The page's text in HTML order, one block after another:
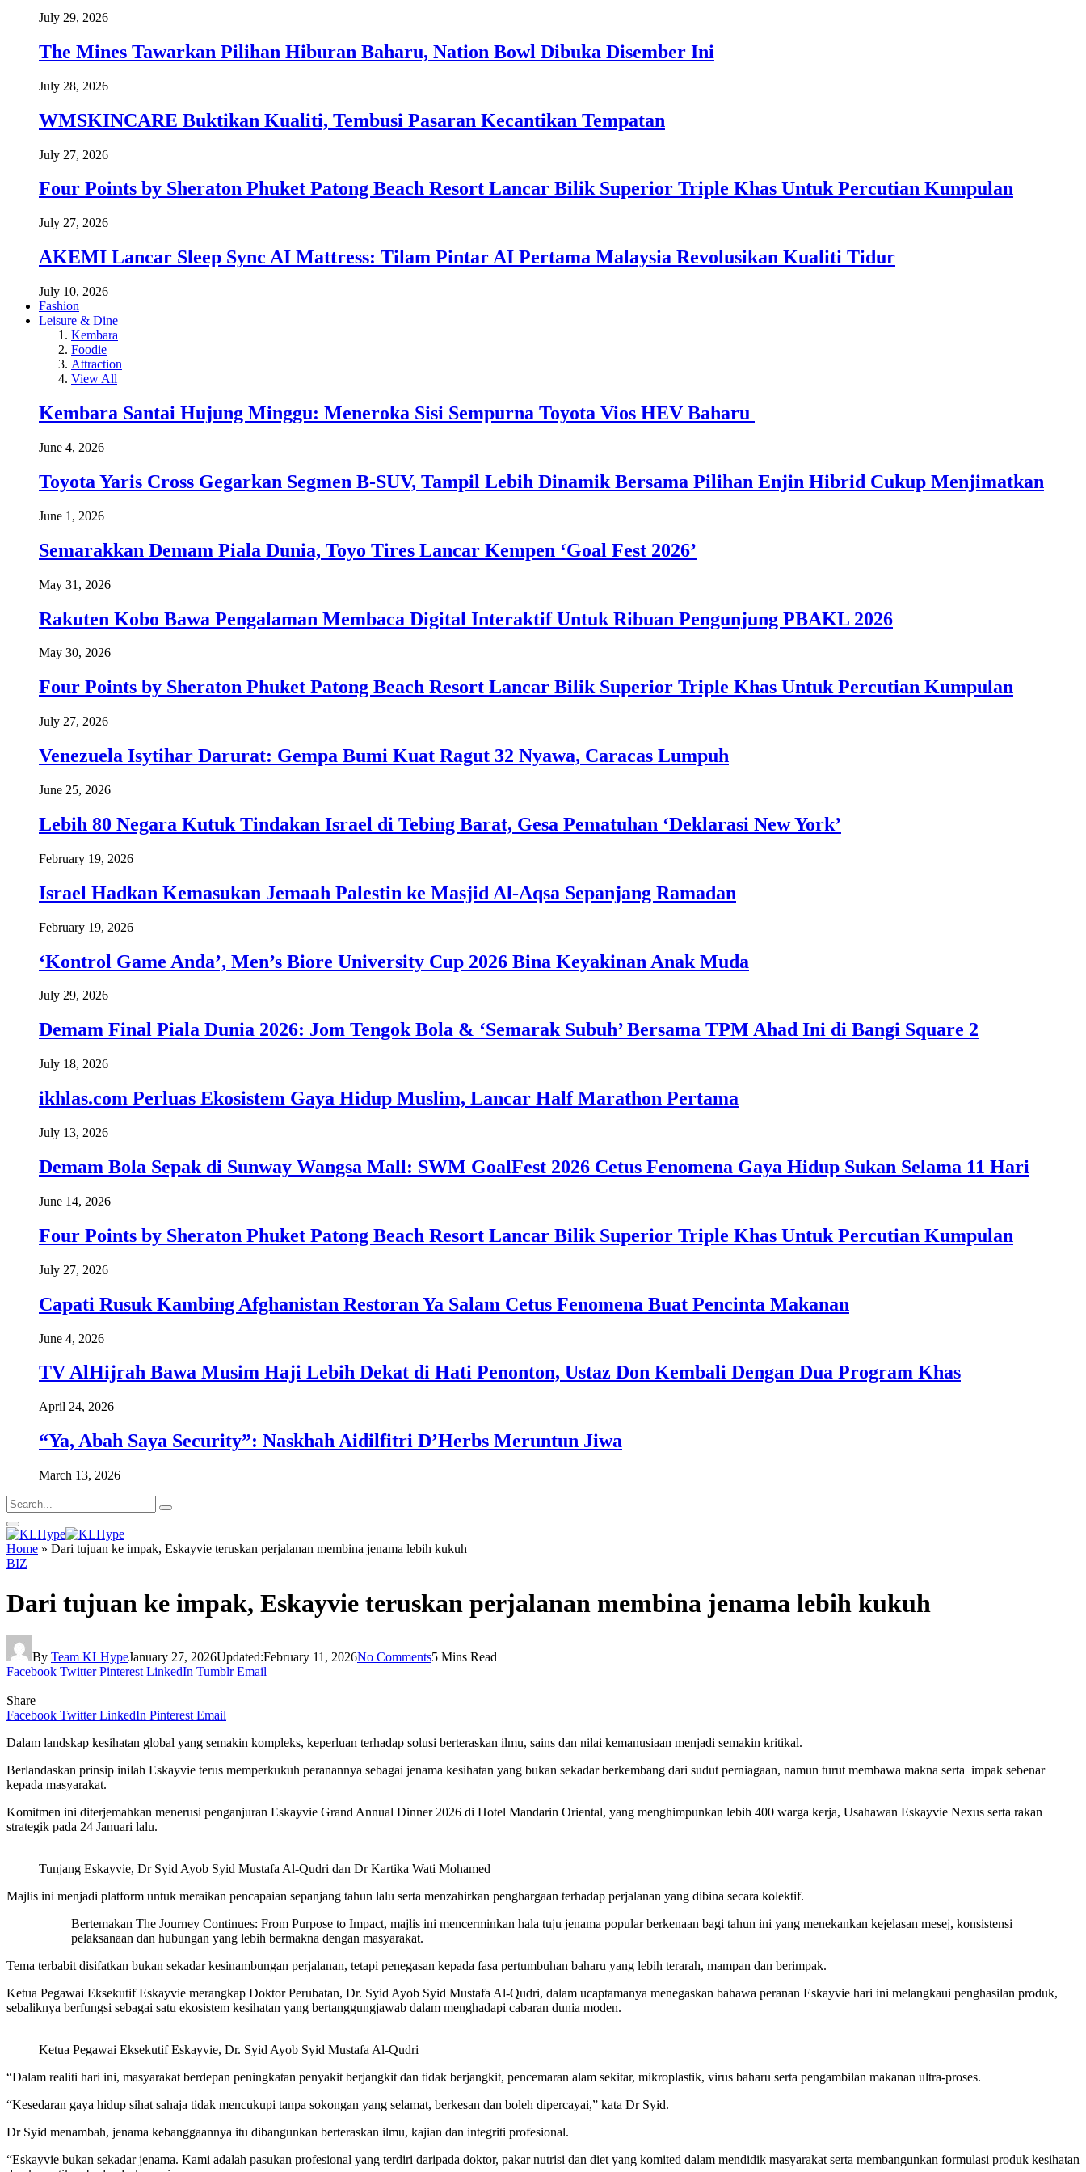
July 29, 2026
The Mines Tawarkan Pilihan Hiburan Baharu, Nation Bowl Dibuka Disember Ini
July 28, 2026
WMSKINCARE Buktikan Kualiti, Tembusi Pasaran Kecantikan Tempatan
July 27, 2026
Four Points by Sheraton Phuket Patong Beach Resort Lancar Bilik Superior Triple Khas Untuk Percutian Kumpulan
July 27, 2026
AKEMI Lancar Sleep Sync AI Mattress: Tilam Pintar AI Pertama Malaysia Revolusikan Kualiti Tidur
July 10, 2026
Fashion
Leisure & Dine
Kembara
Foodie
Attraction
View All
Kembara Santai Hujung Minggu: Meneroka Sisi Sempurna Toyota Vios HEV Baharu
June 4, 2026
Toyota Yaris Cross Gegarkan Segmen B-SUV, Tampil Lebih Dinamik Bersama Pilihan Enjin Hibrid Cukup Menjimatkan
June 1, 2026
Semarakkan Demam Piala Dunia, Toyo Tires Lancar Kempen ‘Goal Fest 2026’
May 31, 2026
Rakuten Kobo Bawa Pengalaman Membaca Digital Interaktif Untuk Ribuan Pengunjung PBAKL 2026
May 30, 2026
Four Points by Sheraton Phuket Patong Beach Resort Lancar Bilik Superior Triple Khas Untuk Percutian Kumpulan
July 27, 2026
Venezuela Isytihar Darurat: Gempa Bumi Kuat Ragut 32 Nyawa, Caracas Lumpuh
June 25, 2026
Lebih 80 Negara Kutuk Tindakan Israel di Tebing Barat, Gesa Pematuhan ‘Deklarasi New York’
February 19, 2026
Israel Hadkan Kemasukan Jemaah Palestin ke Masjid Al-Aqsa Sepanjang Ramadan
February 19, 2026
‘Kontrol Game Anda’, Men’s Biore University Cup 2026 Bina Keyakinan Anak Muda
July 29, 2026
Demam Final Piala Dunia 2026: Jom Tengok Bola & ‘Semarak Subuh’ Bersama TPM Ahad Ini di Bangi Square 2
July 18, 2026
ikhlas.com Perluas Ekosistem Gaya Hidup Muslim, Lancar Half Marathon Pertama
July 13, 2026
Demam Bola Sepak di Sunway Wangsa Mall: SWM GoalFest 2026 Cetus Fenomena Gaya Hidup Sukan Selama 11 Hari
June 14, 2026
Four Points by Sheraton Phuket Patong Beach Resort Lancar Bilik Superior Triple Khas Untuk Percutian Kumpulan
July 27, 2026
Capati Rusuk Kambing Afghanistan Restoran Ya Salam Cetus Fenomena Buat Pencinta Makanan
June 4, 2026
TV AlHijrah Bawa Musim Haji Lebih Dekat di Hati Penonton, Ustaz Don Kembali Dengan Dua Program Khas
April 24, 2026
“Ya, Abah Saya Security”: Naskhah Aidilfitri D’Herbs Meruntun Jiwa
March 13, 2026
Home » Dari tujuan ke impak, Eskayvie teruskan perjalanan membina jenama lebih kukuh
BIZ
Dari tujuan ke impak, Eskayvie teruskan perjalanan membina jenama lebih kukuh
By Team KLHypeJanuary 27, 2026Updated:February 11, 2026No Comments5 Mins Read
Facebook Twitter Pinterest LinkedIn Tumblr Email
Share
Facebook Twitter LinkedIn Pinterest Email
Dalam landskap kesihatan global yang semakin kompleks, keperluan terhadap solusi berteraskan ilmu, sains dan nilai kemanusiaan menjadi semakin kritikal.
Berlandaskan prinsip inilah Eskayvie terus memperkukuh peranannya sebagai jenama kesihatan yang bukan sekadar berkembang dari sudut perniagaan, namun turut membawa makna serta impak sebenar
kepada masyarakat.
Komitmen ini diterjemahkan menerusi penganjuran Eskayvie Grand Annual Dinner 2026 di Hotel Mandarin Oriental, yang menghimpunkan lebih 400 warga kerja, Usahawan Eskayvie Nexus serta rakan
strategik pada 24 Januari lalu.
Tunjang Eskayvie, Dr Syid Ayob Syid Mustafa Al-Qudri dan Dr Kartika Wati Mohamed
Majlis ini menjadi platform untuk meraikan pencapaian sepanjang tahun lalu serta menzahirkan penghargaan terhadap perjalanan yang dibina secara kolektif.
Bertemakan The Journey Continues: From Purpose to Impact, majlis ini mencerminkan hala tuju jenama popular berkenaan bagi tahun ini yang menekankan kejelasan mesej, konsistensi
pelaksanaan dan hubungan yang lebih bermakna dengan masyarakat.
Tema terbabit disifatkan bukan sekadar kesinambungan perjalanan, tetapi penegasan kepada fasa pertumbuhan baharu yang lebih terarah, mampan dan berimpak.
Ketua Pegawai Eksekutif Eskayvie merangkap Doktor Perubatan, Dr. Syid Ayob Syid Mustafa Al-Qudri, dalam ucaptamanya menegaskan bahawa peranan Eskayvie hari ini melangkaui penghasilan produk,
sebaliknya berfungsi sebagai satu ekosistem kesihatan yang bertanggungjawab dalam menghadapi cabaran dunia moden.
Ketua Pegawai Eksekutif Eskayvie, Dr. Syid Ayob Syid Mustafa Al-Qudri
“Dalam realiti hari ini, masyarakat berdepan peningkatan penyakit berjangkit dan tidak berjangkit, pencemaran alam sekitar, mikroplastik, virus baharu serta pengambilan makanan ultra-proses.
“Kesedaran gaya hidup sihat sahaja tidak mencukupi tanpa sokongan yang selamat, berkesan dan boleh dipercayai,” kata Dr Syid.
Dr Syid menambah, jenama kebanggaannya itu dibangunkan berteraskan ilmu, kajian dan integriti profesional.
“Eskayvie bukan sekadar jenama. Kami adalah pasukan profesional yang terdiri daripada doktor, pakar nutrisi dan diet yang komited dalam mendidik masyarakat serta membangunkan formulasi produk kesihatan